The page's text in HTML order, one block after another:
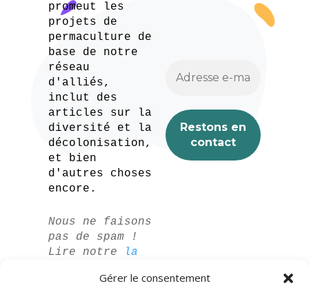
Gérer le consentement
promeut les
projets de
permaculture de
base de notre
réseau
d'alliés,
inclut des
articles sur la
diversité et la
décolonisation,
et bien
d'autres choses
encore.
Nous ne faisons
pas de spam !
Lire notre
la
confidentialité